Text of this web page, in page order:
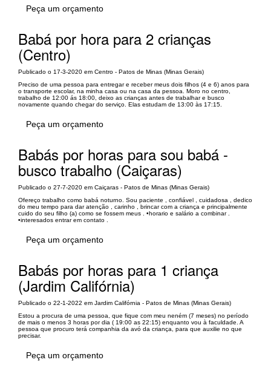
Peça um orçamento
Babá por hora para 2 crianças
(Centro)
Publicado o 17-3-2020 em Centro - Patos de Minas (Minas Gerais)
Preciso de uma pessoa para entregar e receber meus dois filhos (4 e 6) anos para
o transporte escolar, na minha casa ou na casa da pessoa. Moro no centro,
trabalho de 12:00 ás 18:00, deixo as crianças antes de trabalhar e busco
novamente quando chegar do serviço. Elas estudam de 13:00 às 17:15.
Peça um orçamento
Babás por horas para sou babá -
busco trabalho (Caiçaras)
Publicado o 27-7-2020 em Caiçaras - Patos de Minas (Minas Gerais)
Ofereço trabalho como babá noturno. Sou paciente , confiável , cuidadosa , dedico
do meu tempo para dar atenção , carinho , brincar com a criança e principalmente
cuido do seu filho (a) como se fossem meus . •horario e salário a combinar .
•interesados entrar em contato .
Peça um orçamento
Babás por horas para 1 criança
(Jardim Califórnia)
Publicado o 22-1-2022 em Jardim Califórnia - Patos de Minas (Minas Gerais)
Estou a procura de uma pessoa, que fique com meu neném (7 meses) no período
de mais o menos 3 horas por dia ( 19:00 as 22:15) enquanto vou à faculdade. A
pessoa que procuro terá companhia da avó da criança, para que auxilie no que
precisar.
Peça um orçamento